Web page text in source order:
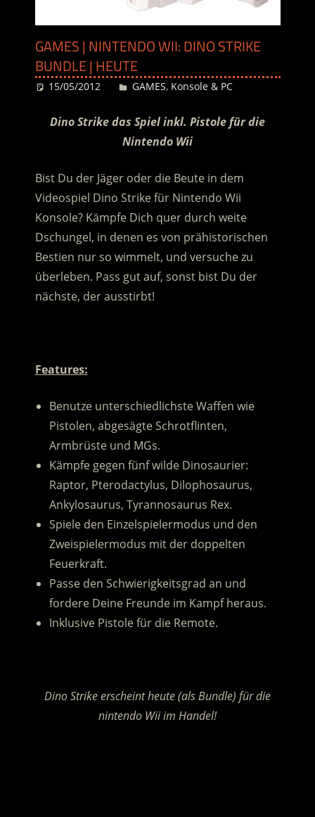
GAMES | NINTENDO WII: DINO STRIKE
BUNDLE | HEUTE
15/05/2012 Desiree
GAMES, Konsole & PC
Dino Strike das Spiel inkl. Pistole für die
Nintendo Wii
Bist Du der Jäger oder die Beute in dem
Videospiel Dino Strike für Nintendo Wii
Konsole? Kämpfe Dich quer durch weite
Dschungel, in denen es von prähistorischen
Bestien nur so wimmelt, und versuche zu
überleben. Pass gut auf, sonst bist Du der
nächste, der ausstirbt!
Features:
Benutze unterschiedlichste Waffen wie
Pistolen, abgesägte Schrotflinten,
Armbrüste und MGs.
Kämpfe gegen fünf wilde Dinosaurier:
Raptor, Pterodactylus, Dilophosaurus,
Ankylosaurus, Tyrannosaurus Rex.
Spiele den Einzelspielermodus und den
Zweispielermodus mit der doppelten
Feuerkraft.
Passe den Schwierigkeitsgrad an und
fordere Deine Freunde im Kampf heraus.
Inklusive Pistole für die Remote.
Dino Strike erscheint heute (als Bundle) für die
nintendo Wii im Handel!